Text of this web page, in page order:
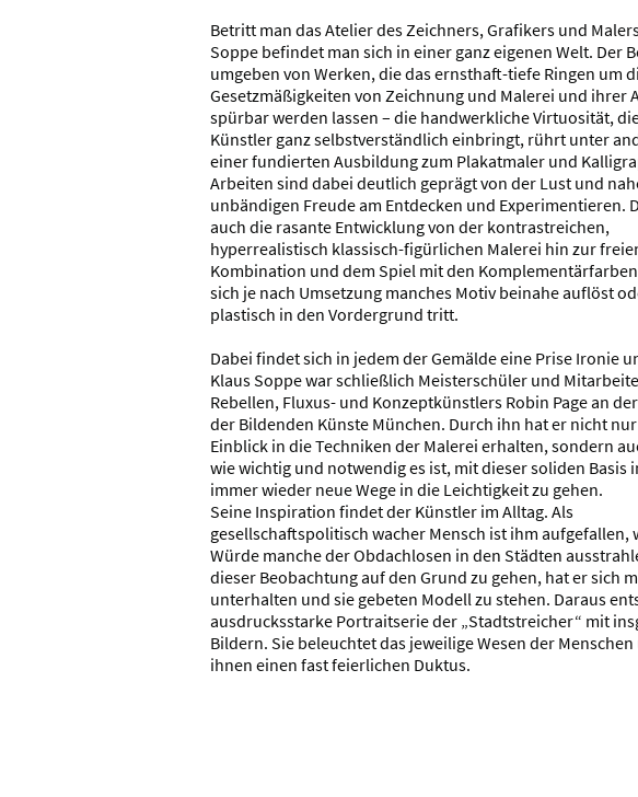
Betritt man das Atelier des Zeichners, Grafikers und
Soppe befindet man sich in einer ganz eigenen Welt. Der
umgeben von Werken, die das ernsthaft-tiefe Ringen um
Gesetzmäßigkeiten von Zeichnung und Malerei und ihrer
spürbar werden lassen – die handwerkliche Virtuosität,
Künstler ganz selbstverständlich einbringt, rührt unter
einer fundierten Ausbildung zum Plakatmaler und
Arbeiten sind dabei deutlich geprägt von der Lust und
unbändigen Freude am Entdecken und Experimentieren.
auch die rasante Entwicklung von der kontrastreichen,
hyperrealistisch klassisch-figürlichen Malerei hin zur
Kombination und dem Spiel mit den
sich je nach Umsetzung manches Motiv beinahe auflöst
plastisch in den Vordergrund tritt.
Dabei findet sich in jedem der Gemälde eine Prise Ironie
Klaus Soppe war schließlich Meisterschüler und
Rebellen, Fluxus- und Konzeptkünstlers Robin Page an
der Bildenden Künste München. Durch ihn hat er nicht
Einblick in die Techniken der Malerei erhalten, sondern
wie wichtig und notwendig es ist, mit dieser soliden Basis
immer wieder neue Wege in die Leichtigkeit zu gehen.
Seine Inspiration findet der Künstler im Alltag. Als
gesellschaftspolitisch wacher Mensch ist ihm aufgefallen,
Würde manche der Obdachlosen in den Städten
dieser Beobachtung auf den Grund zu gehen, hat er sich
unterhalten und sie gebeten Modell zu stehen. Daraus
ausdrucksstarke Portraitserie der „Stadtstreicher“ mit
Bildern. Sie beleuchtet das jeweilige Wesen der
ihnen einen fast feierlichen Duktus.